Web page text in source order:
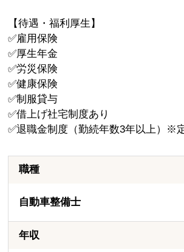
【待遇・福利厚生】
✅雇用保険
✅厚生年金
✅労災保険
✅健康保険
✅制服貸与
✅借上げ社宅制度あり
✅退職金制度（勤続年数3年以上）※
職種
自動車整備士
年収